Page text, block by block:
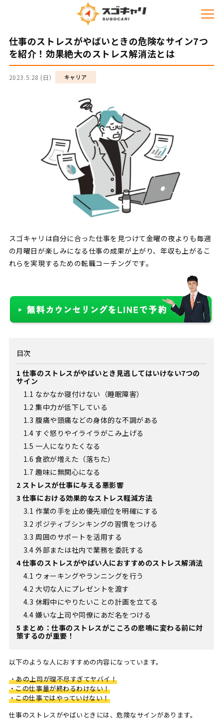
仕事のストレスがやばいときの危険なサイン7つ
を紹介！効果絶大のストレス解消法とは
2023.5.28 (日） キャリア
スゴキャリは自分に合った仕事を見つけて金曜の夜よりも毎週
の月曜日が楽しみになる仕事の成果が上がり、年収も上がるこ
れらを実現するための転職コーチングです。
目次
1 仕事のストレスがやばいとき見逃してはいけない7つの
サイン
1.1 なかなか寝付けない（睡眠障害）
1.2 集中力が低下している
1.3 腹痛や頭痛などの身体的な不調がある
1.4 すぐ怒りやイライラがこみ上げる
1.5 一人になりたくなる
1.6 食欲が増えた（落ちた）
1.7 趣味に無関心になる
2 ストレスが仕事に与える悪影響
3 仕事における効果的なストレス軽減方法
3.1 作業の手を止め優先順位を明確にする
3.2 ポジティブシンキングの習慣をつける
3.3 周囲のサポートを活用する
3.4 外部または社内で業務を委託する
4仕事のストレスがやばい人におすすめのストレス解消法
4.1 ウォーキングやランニングを行う
4.2 大切な人にプレゼントを渡す
4.3 休暇中にやりたいことの計画を立てる
4.4 嫌いな上司や同僚にあだ名をつける
5 まとめ：仕事のストレスがこころの悲鳴に変わる前に対
策するのが重要！
以下のような人におすすめの内容になっています。
・あの上司が理不尽すぎてヤバイ！
・この仕事量が終わるわけない！
・この仕事ではやっていけない！
仕事のストレスがやばいときには、危険なサインがあります。